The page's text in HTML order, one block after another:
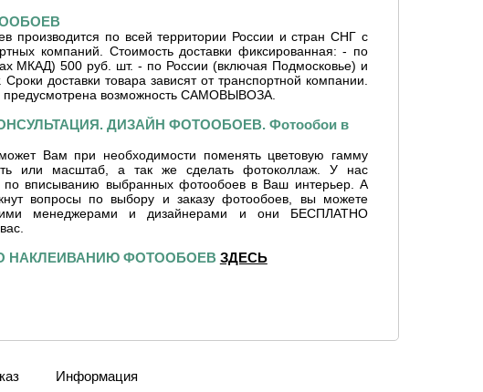
производится по всей территории России и стран СНГ с
компаний. Стоимость доставки фиксированная: - по
МКАД) 500 руб. шт. - по России (включая Подмосковье) и
доставки товара зависят от транспортной компании.
возможность САМОВЫВОЗА.
ДИЗАЙН ФОТООБОЕВ. Фотообои в
Вам при необходимости поменять цветовую гамму
или масштаб, а так же сделать фотоколлаж. У нас
по вписыванию выбранных фотообоев в Ваш интерьер. А
вопросы по выбору и заказу фотообоев, вы можете
менеджерами и дизайнерами и они БЕСПЛАТНО
НАКЛЕИВАНИЮ ФОТООБОЕВ ЗДЕСЬ
Информация